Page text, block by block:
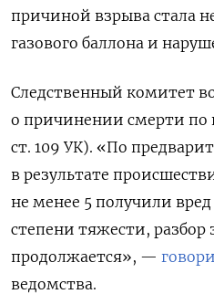
причиной взрыва стала
газового баллона и
Следственный комитет
о причинении смерти по
ст. 109 УК). «По
в результате
не менее 5 получили
степени тяжести, разбор
продолжается», —
ведомства.